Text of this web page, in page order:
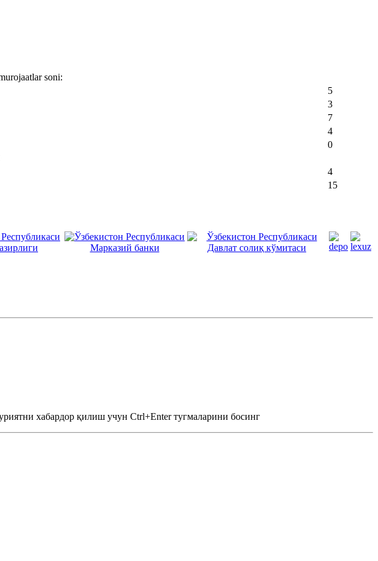
soni:
5
3
7
4
0
4
15
хабардор қилиш учун Ctrl+Enter тугмаларини босинг